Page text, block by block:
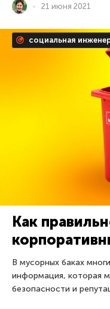
21 июня 2021
социальная
Как
В мусорных баках
информация, которая
безопасности и